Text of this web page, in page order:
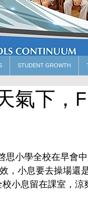
STUDENT GROWTH
氣下，
思小學全校在早會中
，小息要去操場還
小息留在課室，涼